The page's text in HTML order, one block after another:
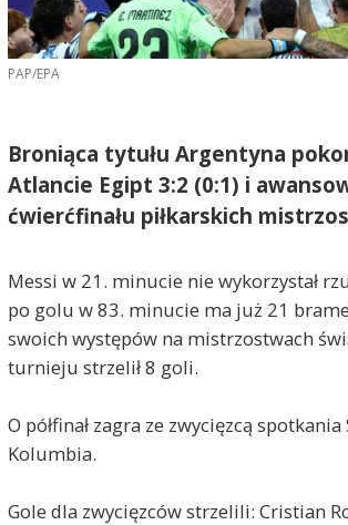
PAP/EPA
Broniąca tytułu Argentyna
Atlancie Egipt 3:2 (0:1) i
ćwierćfinału piłkarskich
Messi w 21. minucie nie wykorzystał
po golu w 83. minucie ma już 21
swoich występów na mistrzostwach
turnieju strzelił 8 goli.
O półfinał zagra ze zwycięzcą
Kolumbia.
Gole dla zwycięzców strzelili: Cristian